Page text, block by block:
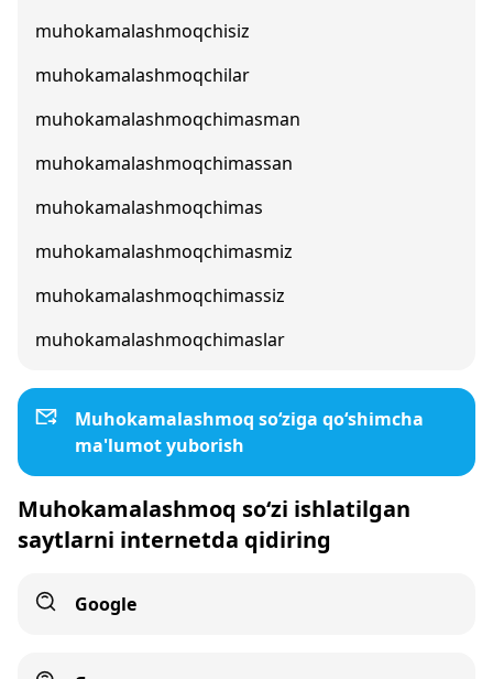
muhokamalashmoqchisiz
muhokamalashmoqchilar
muhokamalashmoqchimasman
muhokamalashmoqchimassan
muhokamalashmoqchimas
muhokamalashmoqchimasmiz
muhokamalashmoqchimassiz
muhokamalashmoqchimaslar
Muhokamalashmoq so‘ziga qo‘shimcha
ma'lumot yuborish
Muhokamalashmoq so‘zi ishlatilgan
saytlarni internetda qidiring
Google